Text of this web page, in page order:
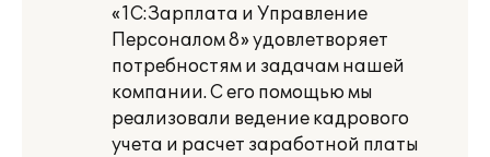
«1С:Зарплата и Управление
Персоналом 8» удовлетворяет
потребностям и задачам нашей
компании. С его помощью мы
реализовали ведение кадрового
учета и расчет заработной платы